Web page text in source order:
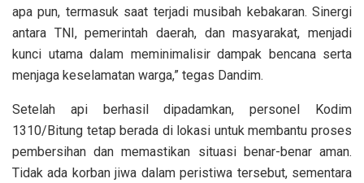
apa pun, termasuk saat terjadi musibah kebakaran. Sinergi
antara TNI, pemerintah daerah, dan masyarakat, menjadi
kunci utama dalam meminimalisir dampak bencana serta
menjaga keselamatan warga,” tegas Dandim.
Setelah api berhasil dipadamkan, personel Kodim
1310/Bitung tetap berada di lokasi untuk membantu proses
pembersihan dan memastikan situasi benar-benar aman.
Tidak ada korban jiwa dalam peristiwa tersebut, sementara